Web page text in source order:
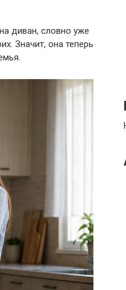
диван, словно уже
Значит, она теперь